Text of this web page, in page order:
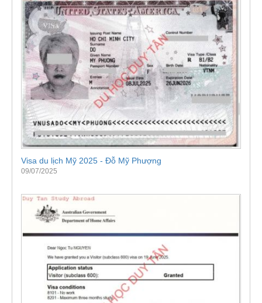
Visa du lịch Mỹ 2025 - Đỗ Mỹ Phượng
09/07/2025